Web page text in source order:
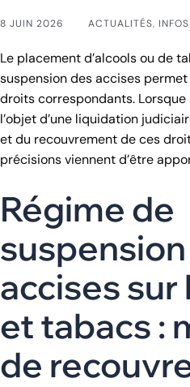
8 JUIN 2026 ACTUALITÉS,
Le placement d’alcools ou de
suspension des accises
droits correspondants.
l’objet d’une liquidation
et du recouvrement de ces
précisions viennent d’être
Régime de
accises sur
et tabacs :
de